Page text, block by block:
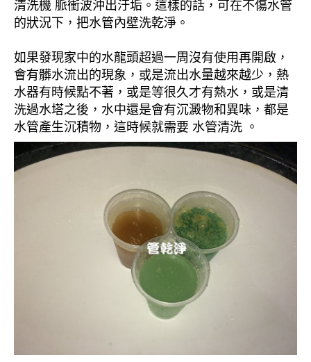
清洗機 脈衝波沖出汙垢。這樣的話，可在不傷水管
的狀況下，把水管內壁洗乾淨。
如果發現家中的水龍頭超過一周沒有使用再開啟，
會有髒水流出的現象，或是流出水量越來越少，熱
水器有時候點不著，或是等很久才有熱水，或是清
洗過水塔之後，水中還是會有沉澱物和異味，都是
水管產生沉積物，這時候就需要 水管清洗 。